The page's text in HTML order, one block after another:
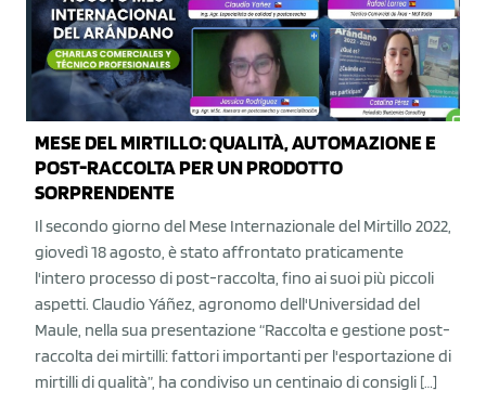
MESE DEL MIRTILLO: QUALITÀ, AUTOMAZIONE E
POST-RACCOLTA PER UN PRODOTTO
SORPRENDENTE
Il secondo giorno del Mese Internazionale del Mirtillo 2022,
giovedì 18 agosto, è stato affrontato praticamente
l'intero processo di post-raccolta, fino ai suoi più piccoli
aspetti. Claudio Yáñez, agronomo dell'Universidad del
Maule, nella sua presentazione “Raccolta e gestione post-
raccolta dei mirtilli: fattori importanti per l'esportazione di
mirtilli di qualità”, ha condiviso un centinaio di consigli […]